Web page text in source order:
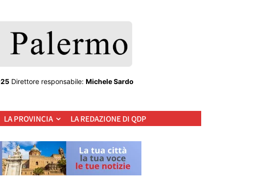
Direttore responsabile: Michele Sardo
LA PROVINCIA LA REDAZIONE DI QDP